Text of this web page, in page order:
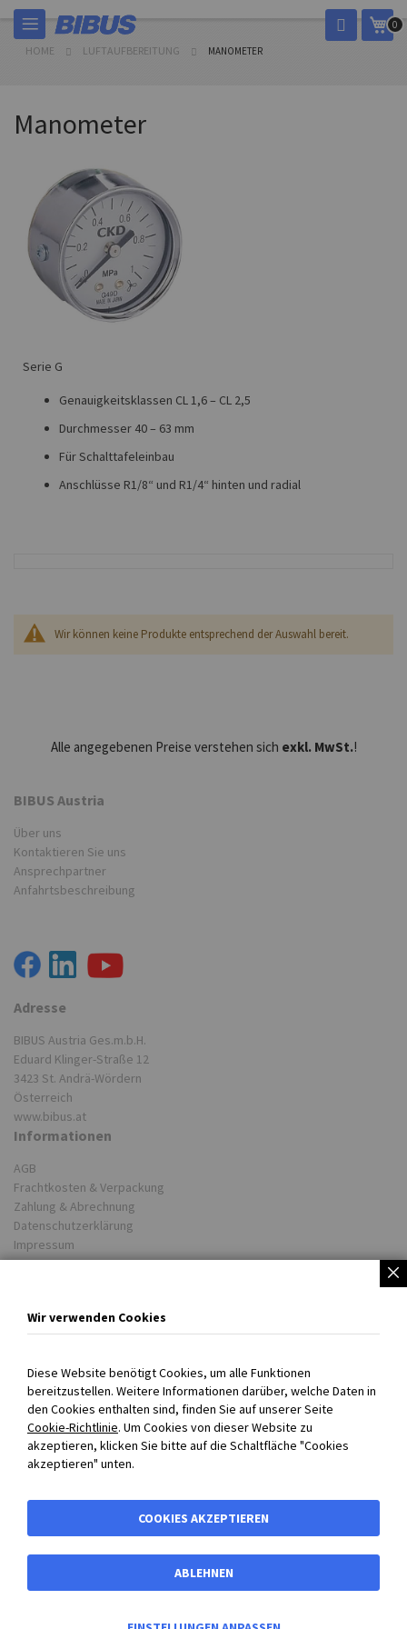
Skip
to
Content
My
0
HOME LUFTAUFBEREITUNG MANOMETER
Manometer
Serie G
Genauigkeitsklassen CL 1,6 – CL 2,5
Durchmesser 40 – 63 mm
Für Schalttafeleinbau
Anschlüsse R1/8“ und R1/4“ hinten und radial
Wir können keine Produkte entsprechend der Auswahl bereit.
Alle angegebenen Preise verstehen sich exkl. MwSt.!
BIBUS Austria
Über uns
Kontaktieren Sie uns
Ansprechpartner
Anfahrtsbeschreibung
Adresse
BIBUS Austria Ges.m.b.H.
Eduard Klinger-Straße 12
3423 St. Andrä-Wördern
Österreich
www.bibus.at
Informationen
AGB
Frachtkosten & Verpackung
Zahlung & Abrechnung
Datenschutzerklärung
Impressum
Unsere Lieferwerke
BIBUS weltweit
Persönlich für Sie da!
+43 720 301707 0
info@bibus.at
Mo-Do 08:00-16:30 Uhr
Wir verwenden Cookies
Diese Website benötigt Cookies, um alle Funktionen
bereitzustellen. Weitere Informationen darüber, welche Daten in
den Cookies enthalten sind, finden Sie auf unserer Seite
Cookie-Richtlinie. Um Cookies von dieser Website zu
akzeptieren, klicken Sie bitte auf die Schaltfläche "Cookies
akzeptieren" unten.
COOKIES AKZEPTIEREN
ABLEHNEN